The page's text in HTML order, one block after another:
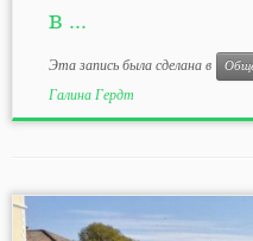
в ...
Эта запись была сделана в
Галина Гердт